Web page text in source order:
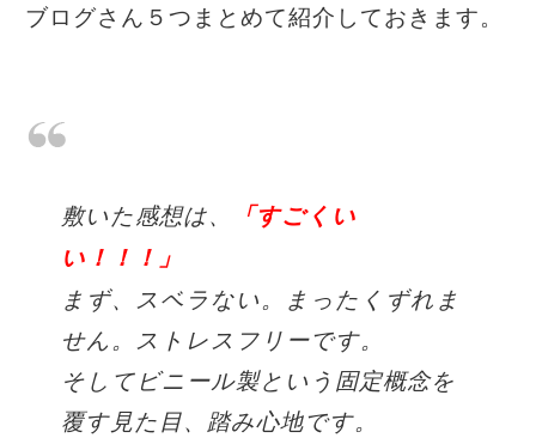
ブログさん５つまとめて紹介しておきます。
敷いた感想は、
「すごくい
い！！！」
まず、スベラない。まったくずれま
せん。ストレスフリーです。
そしてビニール製という固定概念を
覆す見た目、踏み心地です。